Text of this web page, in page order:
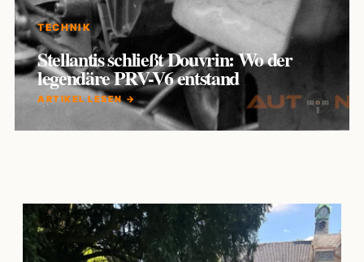
TECHNIK
Stellantis schließt Douvrin: Wo der
legendäre PRV-V6 entstand
ARTIKEL LESEN →